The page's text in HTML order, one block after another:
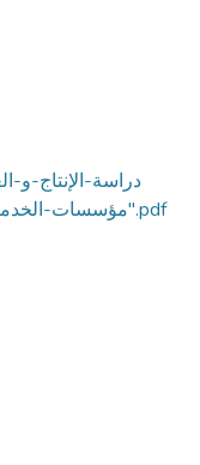
دراسة-الإنتاج-و-
مؤسسات-الخدمات-مع-دراسة-حالة-"الجزائرية-للتأمينات".pdf